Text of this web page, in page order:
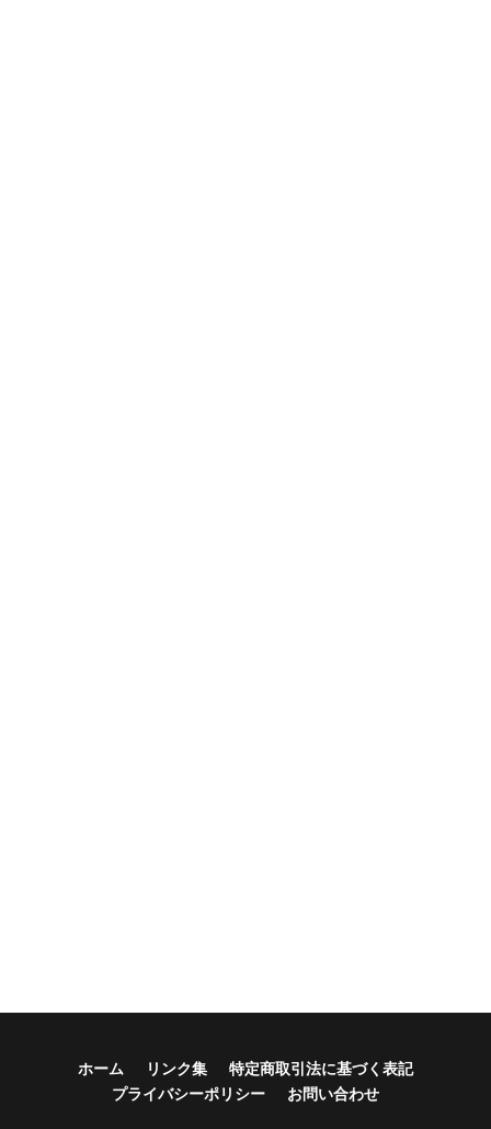
ホーム リンク集
特定商取引法に基づく表記
プライバシーポリシー
お問い合わせ